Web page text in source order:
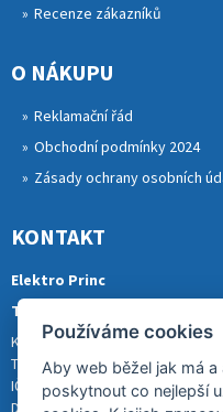
Recenze zákazníků
O NÁKUPU
Reklamační řád
Obchodní podmínky 2024
Zásady ochrany osobních
KONTAKT
Elektro Princ
Tomáš Princ
Krkonošská 290, 46841 TANVALD
Tel.: 773 880 988
IČ: 01153731
DIČ: CZ8007202522
Používáme cookies
Aby web běžel jak má
poskytnout co nejlepší